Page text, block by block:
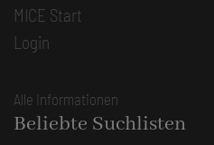
MICE Start
Login
Alle Informationen
Beliebte Suchlisten